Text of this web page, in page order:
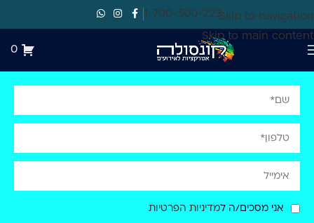
Skip to navigation
Skip to main content
1-700-500-223
0
אני מסכים/ה למדיניות הפרטיות